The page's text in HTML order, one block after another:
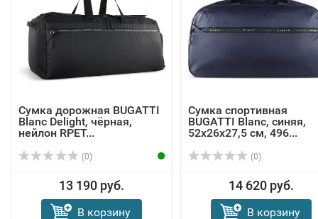
Сумка дорожная BUGATTI
Blanc Delight, чёрная,
нейлон RPET...
(0)
13 190 руб.
В корзину
Сумка спортивная
BUGATTI Blanc, синяя,
52х26х27,5 см, 496...
(0)
14 620 руб.
В корзину